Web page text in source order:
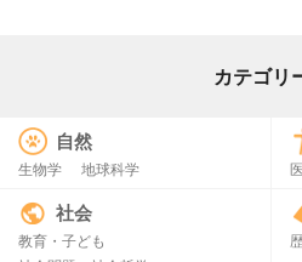
カテゴリ
自然
生物学 地球科学
社会
教育・子ども